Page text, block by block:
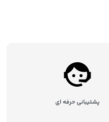
پشتیبانی حرفه ای